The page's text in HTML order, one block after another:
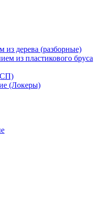
из дерева (разборные)
из пластикового бруса
(Локеры)